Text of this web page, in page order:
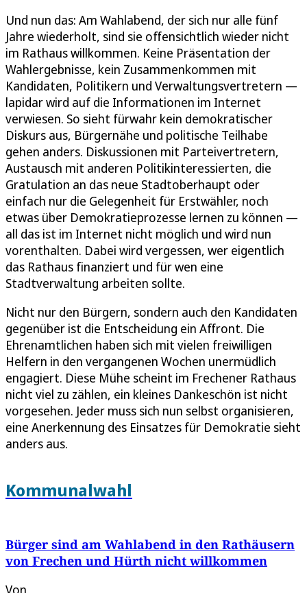
Und nun das: Am Wahlabend, der sich nur alle fünf
Jahre wiederholt, sind sie offensichtlich wieder nicht
im Rathaus willkommen. Keine Präsentation der
Wahlergebnisse, kein Zusammenkommen mit
Kandidaten, Politikern und Verwaltungsvertretern —
lapidar wird auf die Informationen im Internet
verwiesen. So sieht fürwahr kein demokratischer
Diskurs aus, Bürgernähe und politische Teilhabe
gehen anders. Diskussionen mit Parteivertretern,
Austausch mit anderen Politikinteressierten, die
Gratulation an das neue Stadtoberhaupt oder
einfach nur die Gelegenheit für Erstwähler, noch
etwas über Demokratieprozesse lernen zu können —
all das ist im Internet nicht möglich und wird nun
vorenthalten. Dabei wird vergessen, wer eigentlich
das Rathaus finanziert und für wen eine
Stadtverwaltung arbeiten sollte.
Nicht nur den Bürgern, sondern auch den Kandidaten
gegenüber ist die Entscheidung ein Affront. Die
Ehrenamtlichen haben sich mit vielen freiwilligen
Helfern in den vergangenen Wochen unermüdlich
engagiert. Diese Mühe scheint im Frechener Rathaus
nicht viel zu zählen, ein kleines Dankeschön ist nicht
vorgesehen. Jeder muss sich nun selbst organisieren,
eine Anerkennung des Einsatzes für Demokratie sieht
anders aus.
Kommunalwahl
Bürger sind am Wahlabend in den Rathäusern
von Frechen und Hürth nicht willkommen